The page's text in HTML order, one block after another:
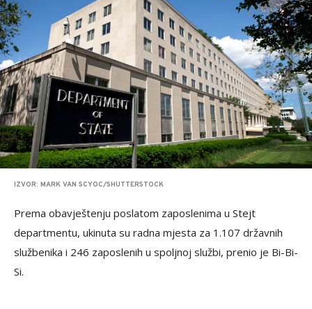
IZVOR: MARK VAN SCYOC/SHUTTERSTOCK
Prema obavještenju poslatom zaposlenima u Stejt
departmentu, ukinuta su radna mjesta za 1.107 državnih
službenika i 246 zaposlenih u spoljnoj službi, prenio je Bi-Bi-
Si.